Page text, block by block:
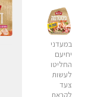
במעדני
יחיעם
החליטו
לעשות
צעד
לקראת